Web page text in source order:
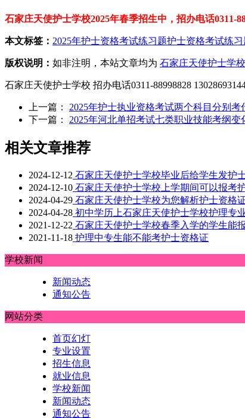
石家庄天使护士学校2025年春季招生中，招办电话0311-
本文标签： 2025年护士资格考试练习题护士资格考试练习
版权说明： 如非注明，本站文章均为 石家庄天使护士学校
石家庄天使护士学校 招办电话0311-88998828
上一篇： 2025年护士执业资格考试两个科目分别考
下一篇： 2025年河北单招考试七类职业技能考纲变
相关文章推荐
2024-12-12 石家庄天使护士学校毕业后给学生发护
2024-12-10 石家庄天使护士学校上学期间可以报考
2024-04-29 石家庄天使护士学校为您解析护士资格
2024-04-28 初中学历上石家庄天使护士学校护理专
2021-12-22 石家庄天使护士学校春季入学的学生能
2021-11-18 护理中专生能不能考护士资格证
学校新闻
新闻动态
通知公告
网站分类
首页幻灯
专业设置
招生信息
就业信息
学校新闻
新闻动态
通知公告